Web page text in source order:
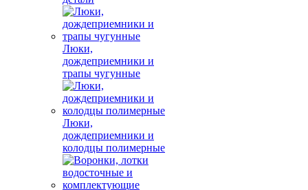
Люки,
дождеприемники и
трапы чугунные
Люки,
дождеприемники и
колодцы полимерные